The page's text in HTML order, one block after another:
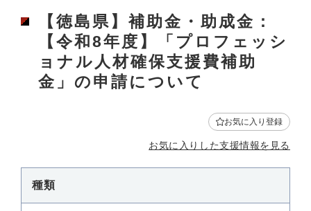
【徳島県】補助金・助成金：
【令和8年度】「プロフェッシ
ョナル人材確保支援費補助
金」の申請について
お気に入り登録
お気に入りした支援情報を見る
種類